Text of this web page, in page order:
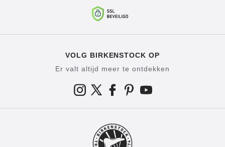
VOLG BIRKENSTOCK OP
Er valt altijd meer te ontdekken